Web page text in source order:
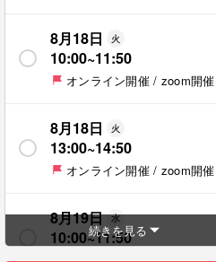
8月18日 火
10:00~11:50
オンライン開催 / zoom開催
8月18日 火
13:00~14:50
オンライン開催 / zoom開催
8月19日 水
10:00~11:50
続きを見る